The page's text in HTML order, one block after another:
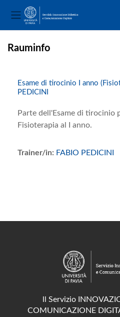
Website-Übersicht
Rauminfo
Esame di tirocinio I anno
PEDICINI
Parte dell'Esame di tirocinio
Fisioterapia al I anno.
Trainer/in: FABIO PEDICINI
ll Servizio
COMUNICAZIONE